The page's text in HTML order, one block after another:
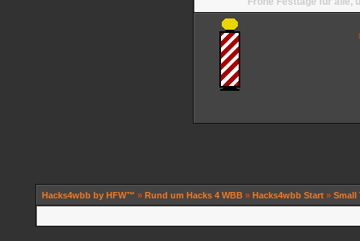
Hacks4wbb by HFW™ » Rund um Hacks 4 WBB » Hacks4wbb Start » Small